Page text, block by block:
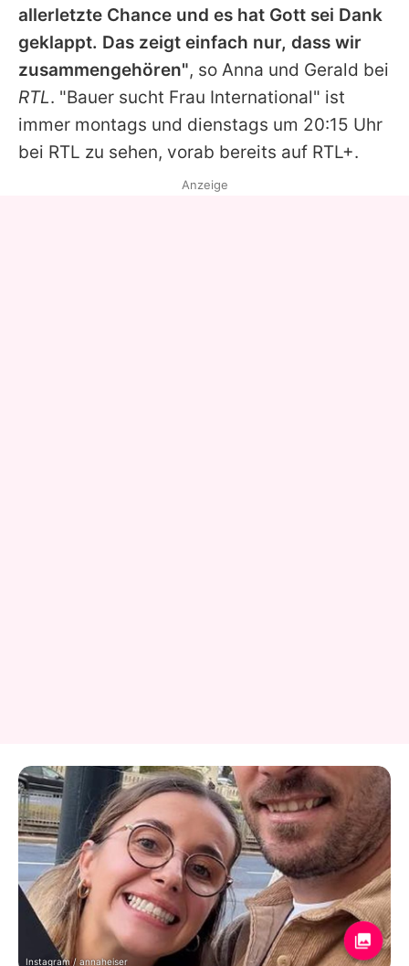
allerletzte Chance und es hat Gott sei Dank
geklappt. Das zeigt einfach nur, dass wir
zusammengehören", so Anna und Gerald bei
RTL. "Bauer sucht Frau International" ist
immer montags und dienstags um 20:15 Uhr
bei RTL zu sehen, vorab bereits auf RTL+.
Anzeige
Instagram / annaheiser